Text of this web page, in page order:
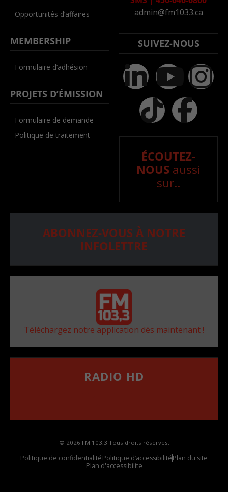
- Opportunités d’affaires
MEMBERSHIP
- Formulaire d’adhésion
PROJETS D’ÉMISSION
- Formulaire de demande
- Politique de traitement
admin@fm1033.ca
SUIVEZ-NOUS
ÉCOUTEZ-
NOUS aussi
sur..
ABONNEZ-VOUS À NOTRE
INFOLETTRE
Téléchargez notre application dès maintenant !
RADIO HD
© 2026 FM 103,3 Tous droits réservés.
Politique de confidentialitéPolitique d’accessibilitéPlan du site
Plan d'accessibilite